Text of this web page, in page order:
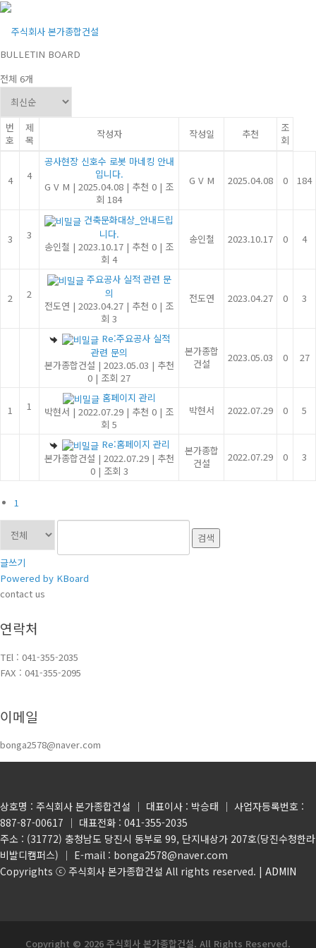
콘
로
로
기
BULLETIN BOARD
전체 6개
번
호
제
목
작성자 작성일 추천
조
회
4 4
공사현장 신호수 로봇 마네킹 안내
입니다.
G V M | 2025.04.08 | 추천 0 | 조
회 184
G V M 2025.04.08 0 184
3 3
건축문화대상_안내드립
니다.
송인철 | 2023.10.17 | 추천 0 | 조
회 4
송인철 2023.10.17 0 4
2 2
주요공사 실적 관련 문
의
전도연 | 2023.04.27 | 추천 0 | 조
회 3
전도연 2023.04.27 0 3
Re:주요공사 실적
관련 문의
본가종합건설 | 2023.05.03 | 추천
0 | 조회 27
본가종합
건설
2023.05.03 0 27
1 1
홈페이지 관리
박현서 | 2022.07.29 | 추천 0 | 조
회 5
박현서 2022.07.29 0 5
Re:홈페이지 관리
본가종합건설 | 2022.07.29 | 추천
0 | 조회 3
본가종합
건설
2022.07.29 0 3
1
검색
글쓰기
Powered by KBoard
contact us
연락처
TEl : 041-355-2035
FAX : 041-355-2095
이메일
bonga2578@naver.com
상호명 : 주식회사 본가종합건설 │ 대표이사 : 박승태 │ 사업자등록번호 :
887-87-00617 │ 대표전화 : 041-355-2035
주소 : (31772) 충청남도 당진시 동부로 99, 단지내상가 207호(당진수청한라
비발디캠퍼스) │ E-mail : bonga2578@naver.com
Copyrights ⓒ 주식회사 본가종합건설 All rights reserved. | ADMIN
Copyright © 2026 주식회사 본가종합건설. All Rights Reserved.